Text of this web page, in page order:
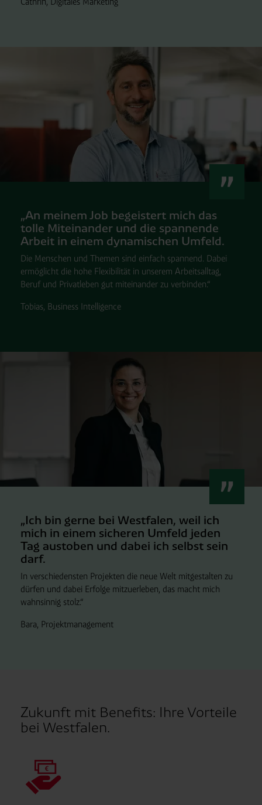
„An meinem Job begeistert mich das
tolle Miteinander und die spannende
Arbeit in einem dynamischen Umfeld.
Die Menschen und Themen sind einfach spannend. Dabei
ermöglicht die hohe Flexibilität in unserem Arbeitsalltag,
Beruf und Privatleben gut miteinander zu verbinden.“
Tobias, Business Intelligence
„Ich bin gerne bei Westfalen, weil ich
mich in einem sicheren Umfeld jeden
Tag austoben und dabei ich selbst sein
darf.
In verschiedensten Projekten die neue Welt mitgestalten zu
dürfen und dabei Erfolge mitzuerleben, das macht mich
wahnsinnig stolz.“
Bara, Projektmanagement
Zukunft mit Benefits: Ihre Vorteile
bei Westfalen.